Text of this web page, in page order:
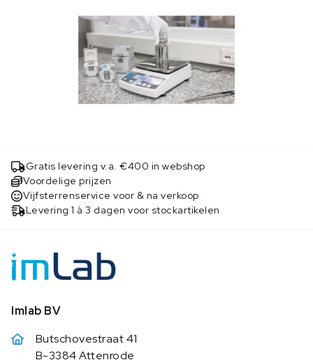
Gratis levering v.a. €400 in webshop
Voordelige prijzen
Vijfsterrenservice voor & na verkoop
Levering 1 à 3 dagen voor stockartikelen
Imlab BV
Butschovestraat 41
B-3384 Attenrode